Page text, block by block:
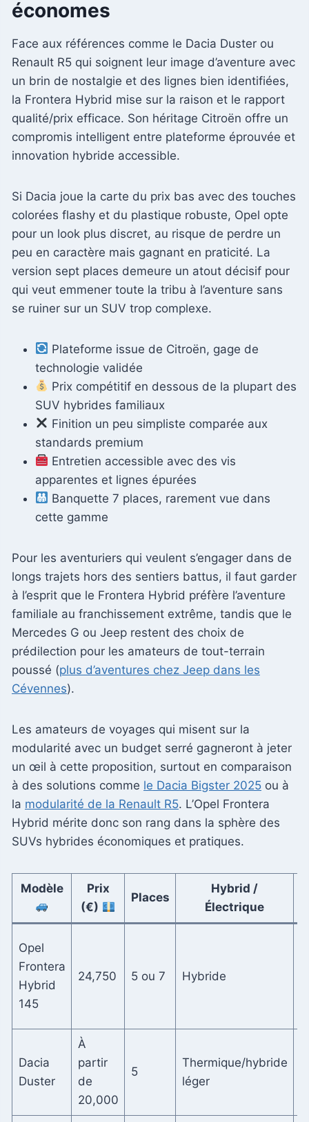
économes
Face aux références comme le Dacia Duster ou
Renault R5 qui soignent leur image d’aventure avec
un brin de nostalgie et des lignes bien identifiées,
la Frontera Hybrid mise sur la raison et le rapport
qualité/prix efficace. Son héritage Citroën offre un
compromis intelligent entre plateforme éprouvée et
innovation hybride accessible.
Si Dacia joue la carte du prix bas avec des touches
colorées flashy et du plastique robuste, Opel opte
pour un look plus discret, au risque de perdre un
peu en caractère mais gagnant en praticité. La
version sept places demeure un atout décisif pour
qui veut emmener toute la tribu à l’aventure sans
se ruiner sur un SUV trop complexe.
Plateforme issue de Citroën, gage de
technologie validée
Prix compétitif en dessous de la plupart des
SUV hybrides familiaux
Finition un peu simpliste comparée aux
standards premium
Entretien accessible avec des vis
apparentes et lignes épurées
Banquette 7 places, rarement vue dans
cette gamme
Pour les aventuriers qui veulent s’engager dans de
longs trajets hors des sentiers battus, il faut garder
à l’esprit que le Frontera Hybrid préfère l’aventure
familiale au franchissement extrême, tandis que le
Mercedes G ou Jeep restent des choix de
prédilection pour les amateurs de tout-terrain
poussé (plus d’aventures chez Jeep dans les
Cévennes).
Les amateurs de voyages qui misent sur la
modularité avec un budget serré gagneront à jeter
un œil à cette proposition, surtout en comparaison
à des solutions comme le Dacia Bigster 2025 ou à
la modularité de la Renault R5. L’Opel Frontera
Hybrid mérite donc son rang dans la sphère des
SUVs hybrides économiques et pratiques.
Modèle
Prix
(€)
Places
Hybrid /
Électrique
Opel
Frontera
Hybrid
145
24,750 5 ou 7 Hybride
Dacia
Duster
À
partir
de
20,000
5
Thermique/hybride
léger